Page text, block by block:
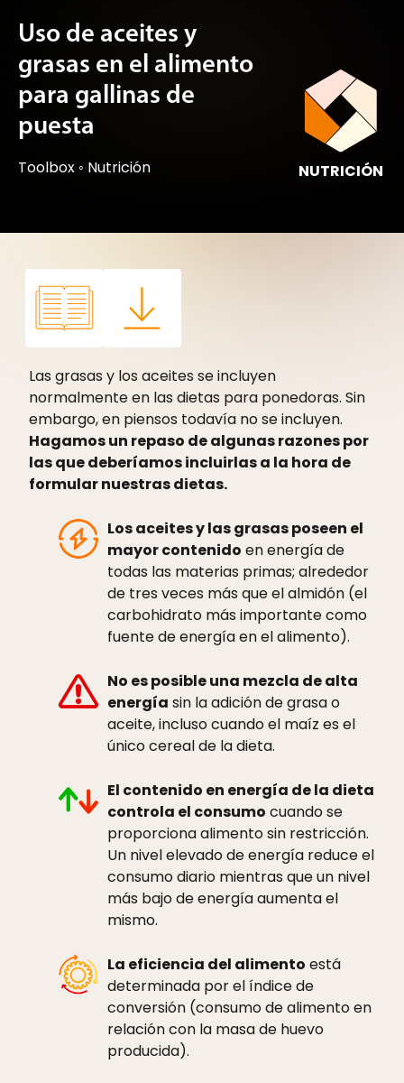
Uso de aceites y
grasas en el alimento
para gallinas de
puesta
Toolbox ◦ Nutrición NUTRICIÓN
Las grasas y los aceites se incluyen
normalmente en las dietas para ponedoras. Sin
embargo, en piensos todavía no se incluyen.
Hagamos un repaso de algunas razones por
las que deberíamos incluirlas a la hora de
formular nuestras dietas.
Los aceites y las grasas poseen el
mayor contenido en energía de
todas las materias primas; alrededor
de tres veces más que el almidón (el
carbohidrato más importante como
fuente de energía en el alimento).
No es posible una mezcla de alta
energía sin la adición de grasa o
aceite, incluso cuando el maíz es el
único cereal de la dieta.
El contenido en energía de la dieta
controla el consumo cuando se
proporciona alimento sin restricción.
Un nivel elevado de energía reduce el
consumo diario mientras que un nivel
más bajo de energía aumenta el
mismo.
La eficiencia del alimento está
determinada por el índice de
conversión (consumo de alimento en
relación con la masa de huevo
producida).